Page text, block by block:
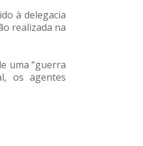
à delegacia
realizada na
uma “guerra
os agentes